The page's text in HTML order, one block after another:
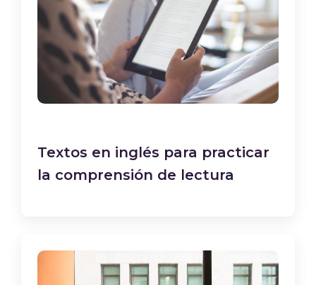
Textos en inglés para practicar
la comprensión de lectura